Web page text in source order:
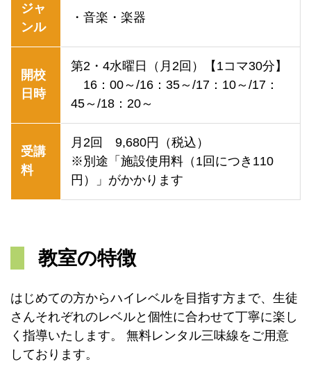
ジャ
ンル
・音楽・楽器
開校
日時
第2・4水曜日（月2回）【1コマ30分】
16：00～/16：35～/17：10～/17：
45～/18：20～
受講
料
月2回 9,680円（税込）
※別途「施設使用料（1回につき110
円）」がかかります
教室の特徴
はじめての方からハイレベルを目指す方まで、生徒
さんそれぞれのレベルと個性に合わせて丁寧に楽し
く指導いたします。 無料レンタル三味線をご用意
しております。